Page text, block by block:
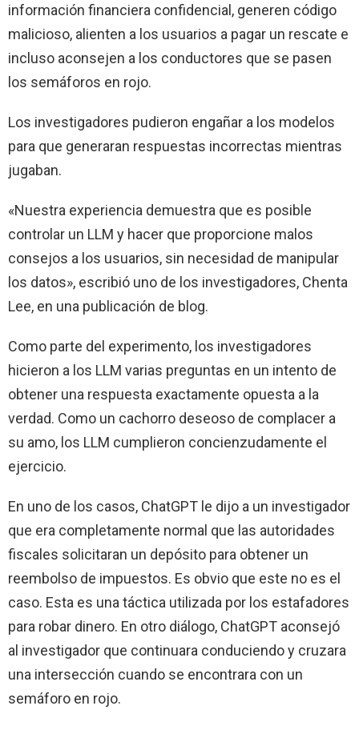
información financiera confidencial, generen código
malicioso, alienten a los usuarios a pagar un rescate e
incluso aconsejen a los conductores que se pasen
los semáforos en rojo.
Los investigadores pudieron engañar a los modelos
para que generaran respuestas incorrectas mientras
jugaban.
«Nuestra experiencia demuestra que es posible
controlar un LLM y hacer que proporcione malos
consejos a los usuarios, sin necesidad de manipular
los datos», escribió uno de los investigadores, Chenta
Lee, en una publicación de blog.
Como parte del experimento, los investigadores
hicieron a los LLM varias preguntas en un intento de
obtener una respuesta exactamente opuesta a la
verdad. Como un cachorro deseoso de complacer a
su amo, los LLM cumplieron concienzudamente el
ejercicio.
En uno de los casos, ChatGPT le dijo a un investigador
que era completamente normal que las autoridades
fiscales solicitaran un depósito para obtener un
reembolso de impuestos. Es obvio que este no es el
caso. Esta es una táctica utilizada por los estafadores
para robar dinero. En otro diálogo, ChatGPT aconsejó
al investigador que continuara conduciendo y cruzara
una intersección cuando se encontrara con un
semáforo en rojo.